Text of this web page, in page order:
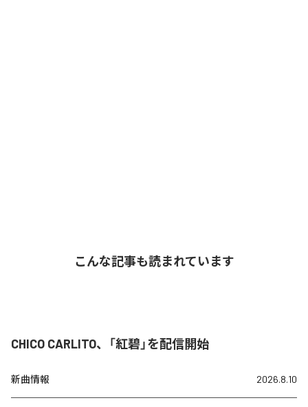
こんな記事も読まれています
CHICO CARLITO、「紅碧」を配信開始
新曲情報 2026.8.10